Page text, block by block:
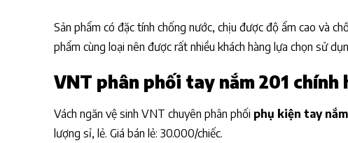
Sản phẩm có đặc tính chống nước, chịu được độ ẩm cao và
phẩm cùng loại nên được rất nhiều khách hàng lựa chọn sử
VNT phân phối tay nắm 201 chính
Vách ngăn vệ sinh VNT chuyên phân phối phụ kiện tay
lượng sỉ, lẻ. Giá bán lẻ: 30.000/chiếc.